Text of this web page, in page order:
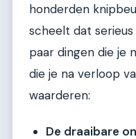
honderden
scheelt dat serieus
paar dingen die je
die je na verloop
waarderen:
De draaibare